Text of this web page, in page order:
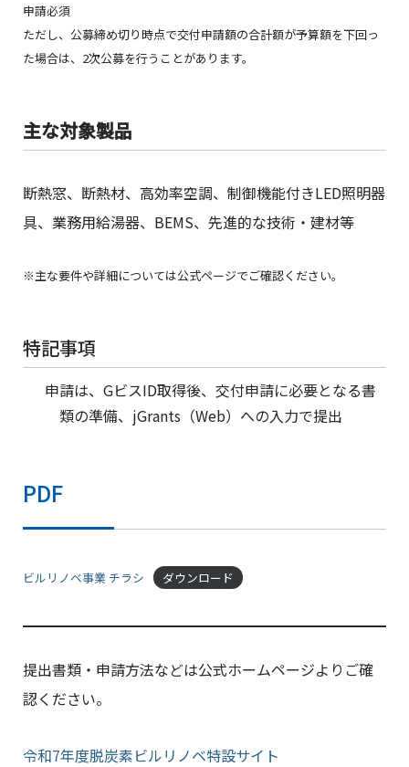
申請必須
ただし、公募締め切り時点で交付申請額の合計額が予算額を下回っ
た場合は、2次公募を行うことがあります。
主な対象製品
断熱窓、断熱材、高効率空調、制御機能付きLED照明器
具、業務用給湯器、BEMS、先進的な技術・建材等
※主な要件や詳細については公式ページでご確認ください。
特記事項
申請は、GビスID取得後、交付申請に必要となる書
類の準備、jGrants（Web）への入力で提出
PDF
ビルリノベ事業 チラシ ダウンロード
提出書類・申請方法などは公式ホームページよりご確
認ください。
令和7年度脱炭素ビルリノベ特設サイト